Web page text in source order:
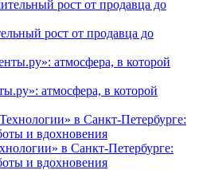
рост от продавца до
атмосфера, в которой
в Санкт-Петербурге:
и вдохновения